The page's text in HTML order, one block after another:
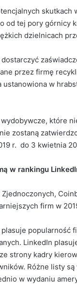
od tej pory górnicy
dzielnicach
przez firmę
ustanowiona w
które
zostaną
r. do 3 kwietnia
w rankingu
firm w
popularność
LinkedIn
strony kadry
Różne listy
w wydaniu